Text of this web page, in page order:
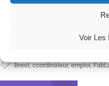
Voir Les
(Fablab Téléfab) et les
très bientôt ses portes
Vauban. Dans le but de
Brest,coordinateur,emploi,